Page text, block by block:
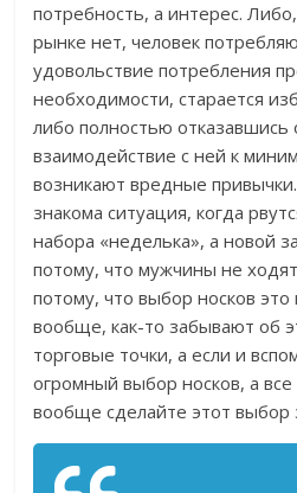
потребность, а интерес.
рынке нет, человек
удовольствие потребления
необходимости, старается
либо полностью отказавшись
взаимодействие с ней к
возникают вредные
знакома ситуация, когда
набора «неделька», а новой
потому, что мужчины не
потому, что выбор носков
вообще, как-то забывают об
торговые точки, а если и
огромный выбор носков, а
вообще сделайте этот выбор